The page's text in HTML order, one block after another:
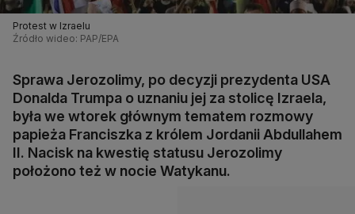
Protest w Izraelu
Źródło wideo: PAP/EPA
Sprawa Jerozolimy, po decyzji prezydenta USA
Donalda Trumpa o uznaniu jej za stolicę Izraela,
była we wtorek głównym tematem rozmowy
papieża Franciszka z królem Jordanii Abdullahem
II. Nacisk na kwestię statusu Jerozolimy
położono też w nocie Watykanu.